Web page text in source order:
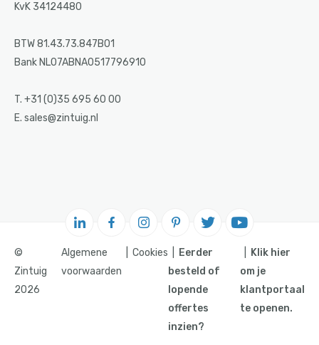
KvK 34124480
BTW 81.43.73.847B01
Bank NL07ABNA0517796910
T. +31 (0)35 695 60 00
E. sales@zintuig.nl
©
Zintuig
2026
Algemene
voorwaarden
Cookies
Eerder
besteld of
lopende
offertes
inzien?
Klik hier
om je
klantportaal
te openen.